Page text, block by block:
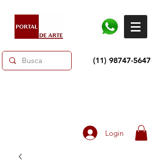
(11) 98747-5647
Login